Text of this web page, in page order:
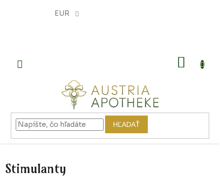
EUR
HĽADAŤ
Stimulanty